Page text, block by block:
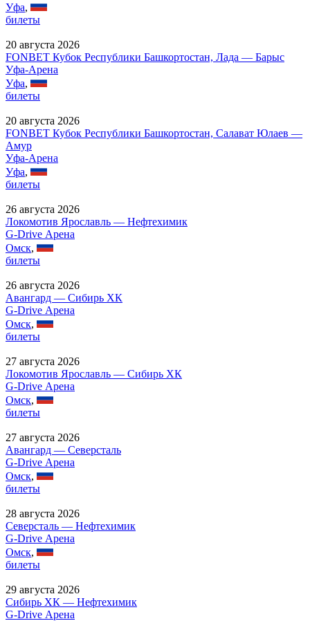
Уфа,
билеты
20 августа 2026
FONBET Кубок Республики Башкортостан, Лада — Барыс
Уфа-Арена
Уфа,
билеты
20 августа 2026
FONBET Кубок Республики Башкортостан, Салават Юлаев —
Амур
Уфа-Арена
Уфа,
билеты
26 августа 2026
Локомотив Ярославль — Нефтехимик
G-Drive Арена
Омск,
билеты
26 августа 2026
Авангард — Сибирь ХК
G-Drive Арена
Омск,
билеты
27 августа 2026
Локомотив Ярославль — Сибирь ХК
G-Drive Арена
Омск,
билеты
27 августа 2026
Авангард — Северсталь
G-Drive Арена
Омск,
билеты
28 августа 2026
Северсталь — Нефтехимик
G-Drive Арена
Омск,
билеты
29 августа 2026
Сибирь ХК — Нефтехимик
G-Drive Арена